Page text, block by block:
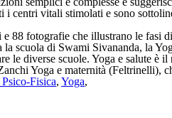
i centri vitali stimolati e sono
88 fotografie che illustrano le fasi
scuola di Swami Sivananda, la
le diverse scuole. Yoga e salute è
Yoga e maternità (Feltrinelli),
Psico-Fisica, Yoga,